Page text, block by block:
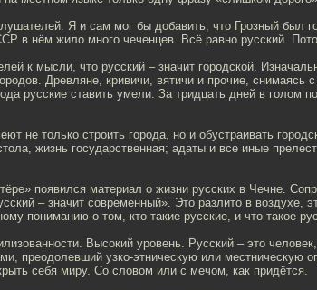
Я и сам мог бы добавить, что Грозный был
в нём жило много чеченцев. Всё равно русский.
к мысли, что русский – значит городской.
Древляне, кривичи, вятичи и прочие, снимаясь
русские ставить умели. За тридцать дней в голом
не только строить города, но и обустраивать
жизнь государственная; адаты и все иные
появился материал о жизни русских в Чечне.
– значит современный». Это разлито в воздухе,
пониманию о том, кто такие русские, и что такое
Высокий уровень. Русский – это
преодолевший узко-этническую или местническую
себя миру. Со словом или с мечом, как придётся.